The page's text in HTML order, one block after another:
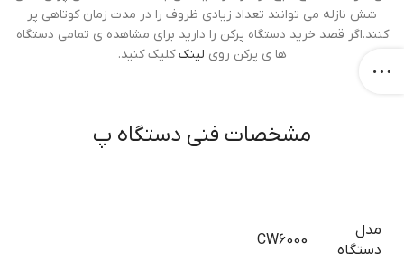
شش نازله می توانند تعداد زیادی ظروف را در مدت زمان کوتاهی پر
کنند.اگر قصد خرید دستگاه پرکن را دارید برای مشاهده ی تمامی دستگاه
ها ی پرکن روی لینککلیک کنید.
مشخصات فنی دستگاه پ
مدل
دستگاه